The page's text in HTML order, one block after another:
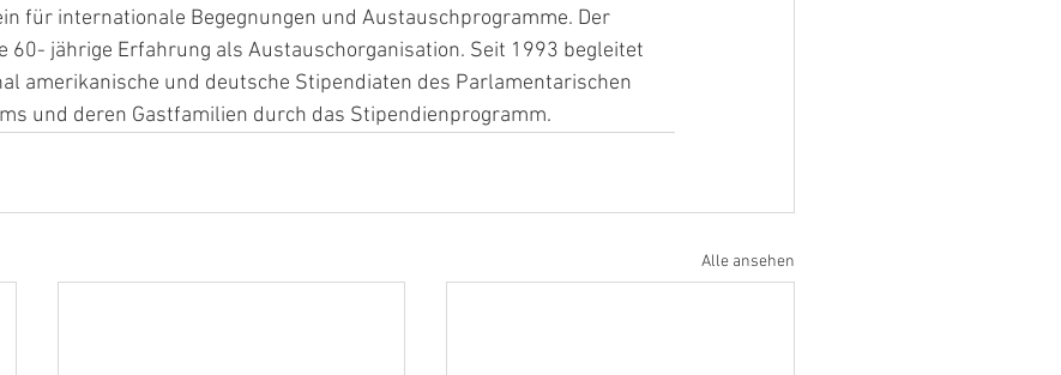
für internationale Begegnungen und Austauschprogramme. Der
60- jährige Erfahrung als Austauschorganisation. Seit 1993 begleitet
amerikanische und deutsche Stipendiaten des Parlamentarischen
und deren Gastfamilien durch das Stipendienprogramm.
Alle ansehen